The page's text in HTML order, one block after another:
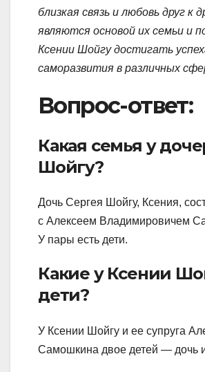
близкая связь и любовь друг к
являются основой их семьи и
Ксении Шойгу достигать
саморазвития в различных
Вопрос-ответ:
Какая семья у
Шойгу?
Дочь Сергея Шойгу, Ксения,
с Алексеем Владимировичем
У пары есть дети.
Какие у Ксении
дети?
У Ксении Шойгу и ее супруга
Самошкина двое детей — дочь